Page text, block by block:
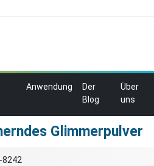
Anwendung
Der
Blog
Über
uns
Glimmerpulver
8242